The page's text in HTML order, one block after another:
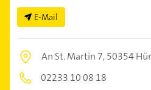
E-Mail
An St. Martin 7,50354
02233 10 08 18